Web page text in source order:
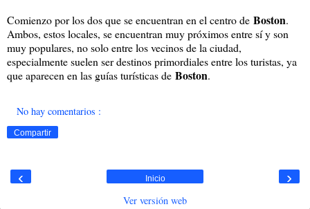
Comienzo por los dos que se encuentran en el centro de Boston.
Ambos, estos locales, se encuentran muy próximos entre sí y son
muy populares, no solo entre los vecinos de la ciudad,
especialmente suelen ser destinos primordiales entre los turistas, ya
que aparecen en las guías turísticas de Boston.
No hay comentarios :
Compartir
‹ ›
Inicio
Ver versión web